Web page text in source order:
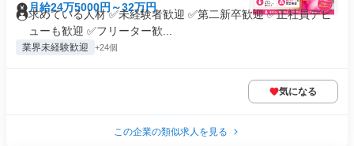
月給24万5000円～32万円
求めている人材 ✅未経験者歓迎 ✅第二新卒歓迎 ✅正社員デビ
ューも歓迎 ✅フリーター歓...
業界未経験歓迎 +24個
気になる
この企業の類似求人を見る